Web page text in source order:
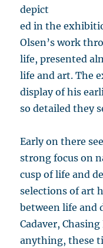
depict
ed in the
Olsen’s work
life, presented
life and art. The
display of his
so detailed they
Early on there
strong focus on
cusp of life and
selections of art
between life and
Cadaver,
anything, these